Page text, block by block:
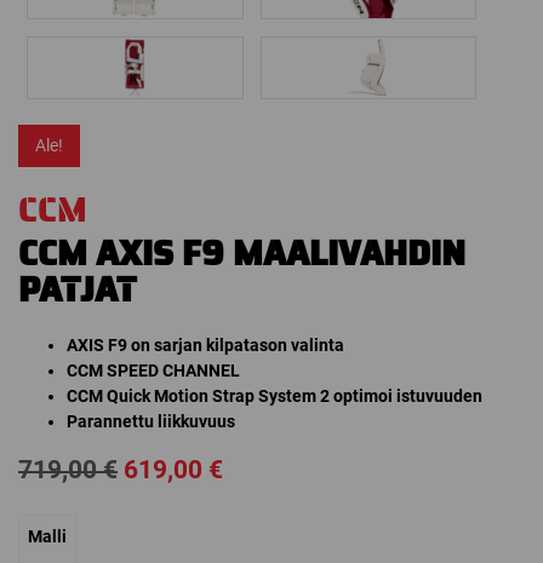
Ale!
CCM
CCM AXIS F9 MAALIVAHDIN
PATJAT
AXIS F9 on sarjan kilpatason valinta
CCM SPEED CHANNEL
CCM Quick Motion Strap System 2 optimoi istuvuuden
Parannettu liikkuvuus
719,00€ Alkuperäinen
619,00 €
Malli